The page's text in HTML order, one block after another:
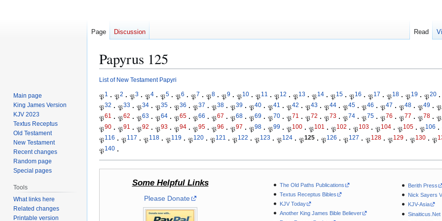
Papyrus 125
Jump
to
navigation
Jump
to
search
List of New Testament Papyri
𝔓1 · 𝔓2 · 𝔓3 · 𝔓4 · 𝔓5 · 𝔓6 · 𝔓7 · 𝔓8 · 𝔓9 · 𝔓10 · 𝔓11 · 𝔓12 · 𝔓13 · 𝔓14 · 𝔓15 · 𝔓16 · 𝔓17 · 𝔓18 · 𝔓19 · 𝔓20 ·
𝔓32 · 𝔓33 · 𝔓34 · 𝔓35 · 𝔓36 · 𝔓37 · 𝔓38 · 𝔓39 · 𝔓40 · 𝔓41 · 𝔓42 · 𝔓43 · 𝔓44 · 𝔓45 · 𝔓46 · 𝔓47 · 𝔓48 · 𝔓49 · 𝔓
𝔓61 · 𝔓62 · 𝔓63 · 𝔓64 · 𝔓65 · 𝔓66 · 𝔓67 · 𝔓68 · 𝔓69 · 𝔓70 · 𝔓71 · 𝔓72 · 𝔓73 · 𝔓74 · 𝔓75 · 𝔓76 · 𝔓77 · 𝔓78 · 𝔓
𝔓90 · 𝔓91 · 𝔓92 · 𝔓93 · 𝔓94 · 𝔓95 · 𝔓96 · 𝔓97 · 𝔓98 · 𝔓99 · 𝔓100 · 𝔓101 · 𝔓102 · 𝔓103 · 𝔓104 · 𝔓105 · 𝔓106 ·
𝔓116 · 𝔓117 · 𝔓118 · 𝔓119 · 𝔓120 · 𝔓121 · 𝔓122 · 𝔓123 · 𝔓124 · 𝔓125 · 𝔓126 · 𝔓127 · 𝔓128 · 𝔓129 · 𝔓130 · 𝔓
𝔓140 ·
Some Helpful Links
Please Donate
The Old Paths Publications
Textus Receptus Bibles
KJV Today
Another King James Bible Believer
Berith Press
Nick Sayers
KJV-Asia
Page Discussion Read
Main page
King James Version
KJV 2023
Textus Receptus
Old Testament
New Testament
Recent changes
Random page
Special pages
Tools
What links here
Related changes
Printable version